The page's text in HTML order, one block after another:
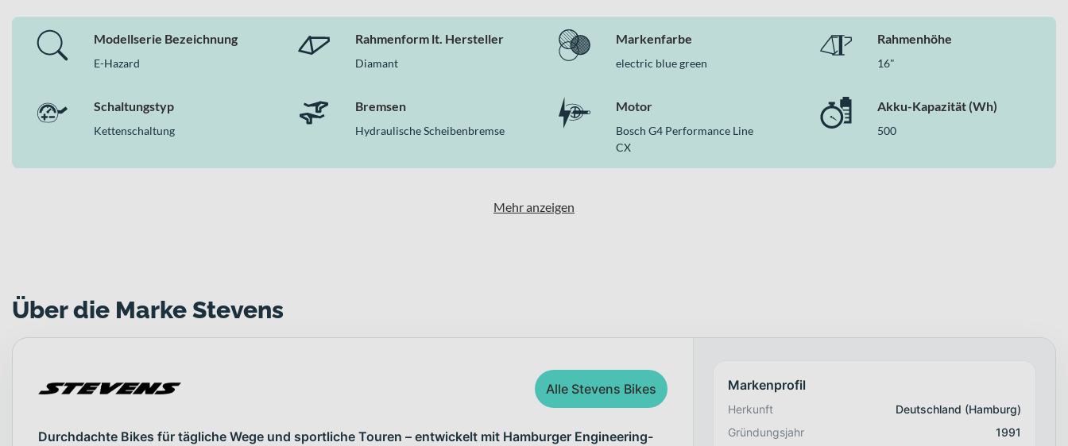
Modellserie Bezeichnung
E-Hazard
Rahmenform lt. Hersteller
Diamant
Markenfarbe
electric blue green
Rahmenhöhe
16"
Schaltungstyp
Kettenschaltung
Bremsen
Hydraulische Scheibenbremse
Motor
Bosch G4 Performance Line
CX
Akku-Kapazität (Wh)
500
Mehr anzeigen
Über die Marke Stevens
Alle Stevens Bikes
Durchdachte Bikes für tägliche Wege und sportliche Touren – entwickelt mit Hamburger Engineering-
Markenprofil
Herkunft
Deutschland (Hamburg)
Gründungsjahr
1991